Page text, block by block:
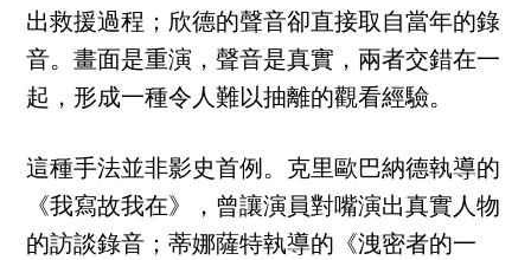
出救援過程；欣德的聲音卻直接取自當年的錄
音。畫面是重演，聲音是真實，兩者交錯在一
起，形成一種令人難以抽離的觀看經驗。
這種手法並非影史首例。克里歐巴納德執導的
《我寫故我在》，曾讓演員對嘴演出真實人物
的訪談錄音；蒂娜薩特執導的《洩密者的一